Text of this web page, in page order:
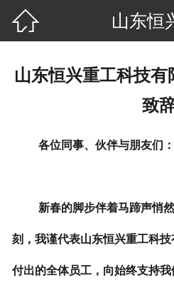

山东恒兴重工科技有
致
各位同事、伙伴与朋友们：
新春的脚步伴着马蹄声悄
刻，我谨代表山东恒兴重工科
付出的全体员工，向始终支持